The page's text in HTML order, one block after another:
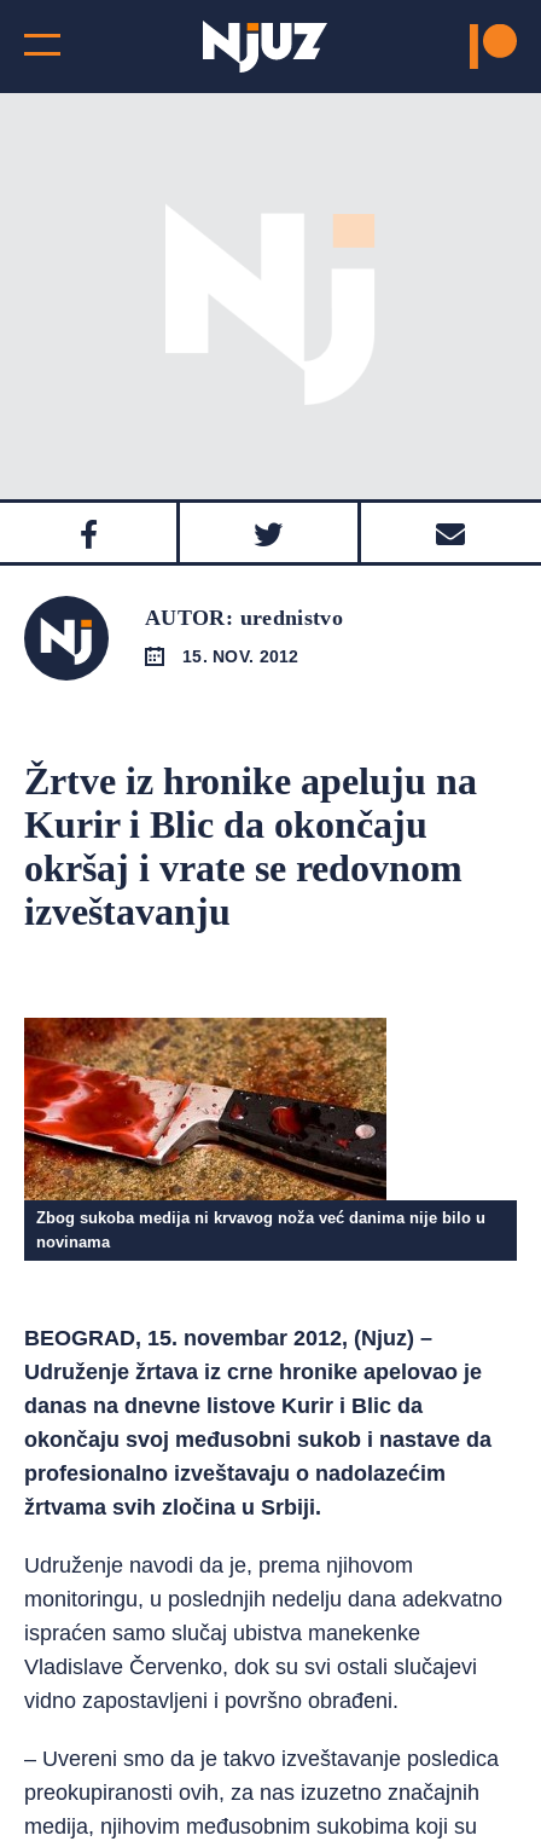
AUTOR: urednistvo
15. NOV. 2012
Žrtve iz hronike apeluju na
Kurir i Blic da okončaju
okršaj i vrate se redovnom
izveštavanju
Zbog sukoba medija ni krvavog noža već danima nije bilo u
novinama
BEOGRAD, 15. novembar 2012, (Njuz) –
Udruženje žrtava iz crne hronike apelovao je
danas na dnevne listove Kurir i Blic da
okončaju svoj međusobni sukob i nastave da
profesionalno izveštavaju o nadolazećim
žrtvama svih zločina u Srbiji.
Udruženje navodi da je, prema njihovom
monitoringu, u poslednjih nedelju dana adekvatno
ispraćen samo slučaj ubistva manekenke
Vladislave Červenko, dok su svi ostali slučajevi
vidno zapostavljeni i površno obrađeni.
– Uvereni smo da je takvo izveštavanje posledica
preokupiranosti ovih, za nas izuzetno značajnih
medija, njihovim međusobnim sukobima koji su